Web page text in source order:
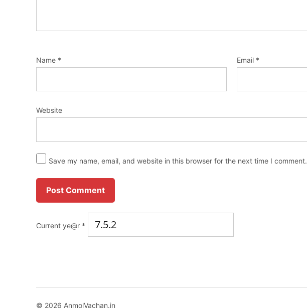
Name * Email *
Website
Save my name, email, and website in this browser for the next time I comment.
Current ye@r *
© 2026 AnmolVachan.in